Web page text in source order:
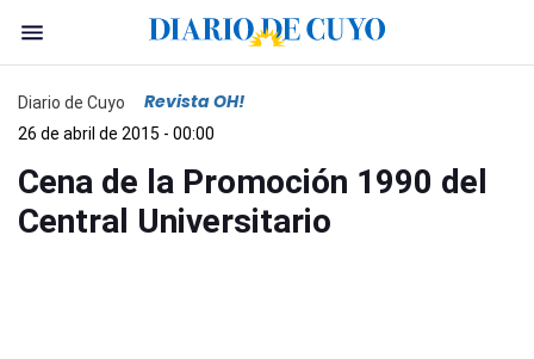
Diario de Cuyo Revista OH!
26 de abril de 2015 - 00:00
Cena de la Promoción 1990 del
Central Universitario